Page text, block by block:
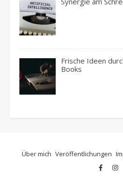
Frische Ideen
Books
Über mich Veröffentlichungen